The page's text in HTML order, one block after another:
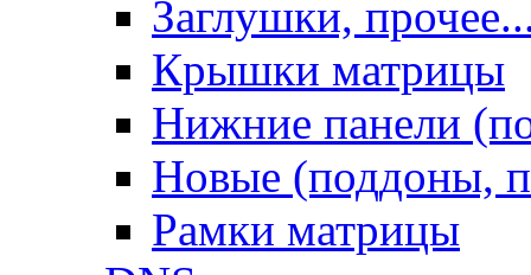
Заглушки,
Крышки матрицы
Нижние панели
Новые (поддоны,
Рамки матрицы